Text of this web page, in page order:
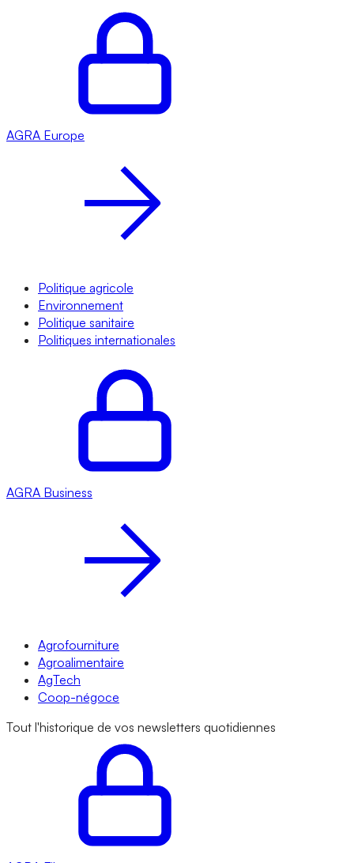
AGRA Europe
Politique agricole
Environnement
Politique sanitaire
Politiques internationales
AGRA Business
Agrofourniture
Agroalimentaire
AgTech
Coop-négoce
Tout l'historique de vos newsletters quotidiennes